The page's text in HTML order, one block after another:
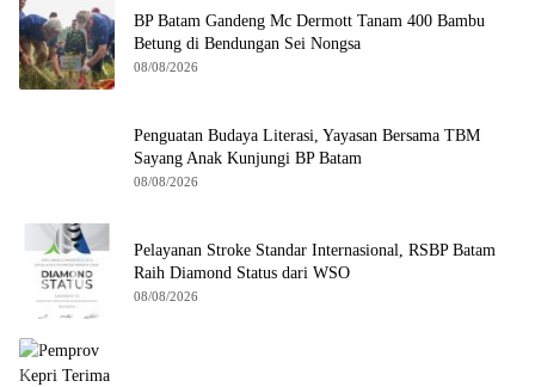
BP Batam Gandeng Mc Dermott Tanam 400 Bambu
Betung di Bendungan Sei Nongsa
08/08/2026
Penguatan Budaya Literasi, Yayasan Bersama TBM
Sayang Anak Kunjungi BP Batam
08/08/2026
Pelayanan Stroke Standar Internasional, RSBP Batam
Raih Diamond Status dari WSO
08/08/2026